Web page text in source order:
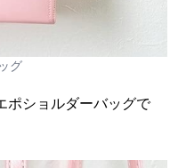
グ
ポショルダーバッグで